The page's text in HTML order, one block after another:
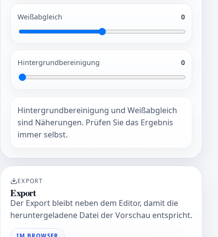
Weißabgleich 0
Hintergrundbereinigung 0
Hintergrundbereinigung und Weißabgleich
sind Näherungen. Prüfen Sie das Ergebnis
immer selbst.
EXPORT
Export
Der Export bleibt neben dem Editor, damit die
heruntergeladene Datei der Vorschau entspricht.